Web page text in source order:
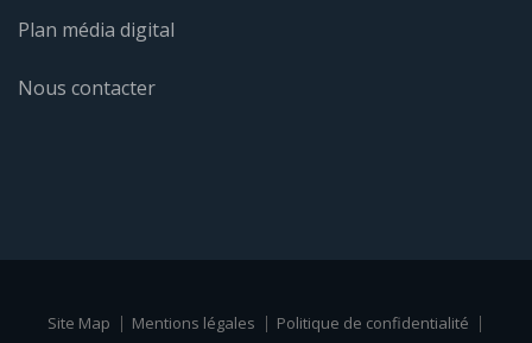
Plan média digital
Nous contacter
Site Map Mentions légales
Politique de confidentialité